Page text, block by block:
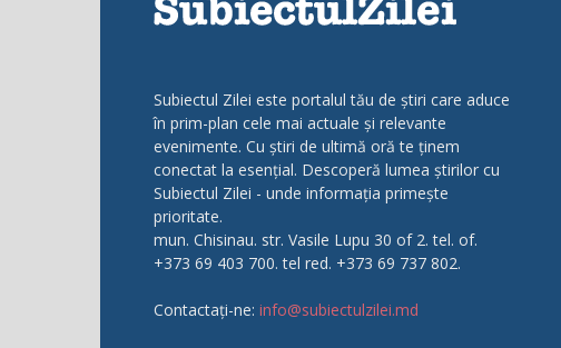
Subiectul Zilei este portalul tău de știri care aduce
în prim-plan cele mai actuale și relevante
evenimente. Cu știri de ultimă oră te ținem
conectat la esențial. Descoperă lumea știrilor cu
Subiectul Zilei - unde informația primește
prioritate.
mun. Chisinau. str. Vasile Lupu 30 of 2. tel. of.
+373 69 403 700. tel red. +373 69 737 802.
Contactați-ne: info@subiectulzilei.md